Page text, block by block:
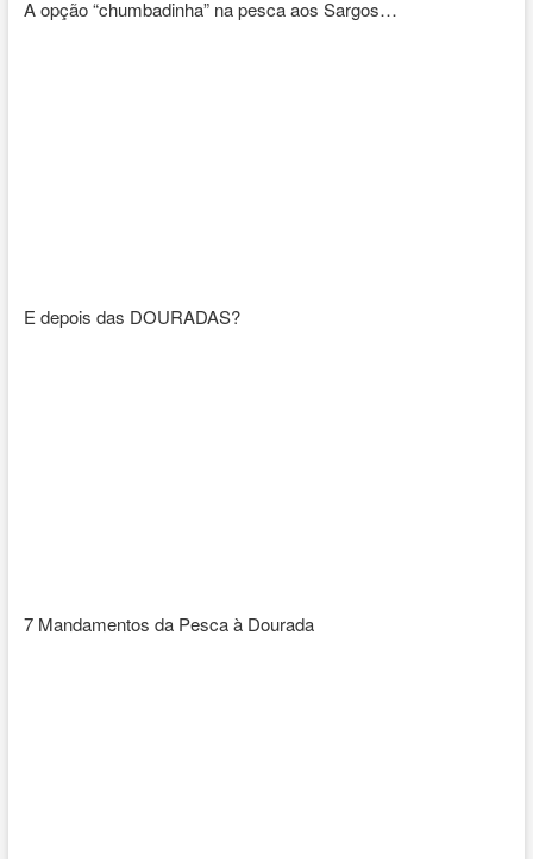
A opção “chumbadinha” na pesca aos Sargos…
E depois das DOURADAS?
7 Mandamentos da Pesca à Dourada